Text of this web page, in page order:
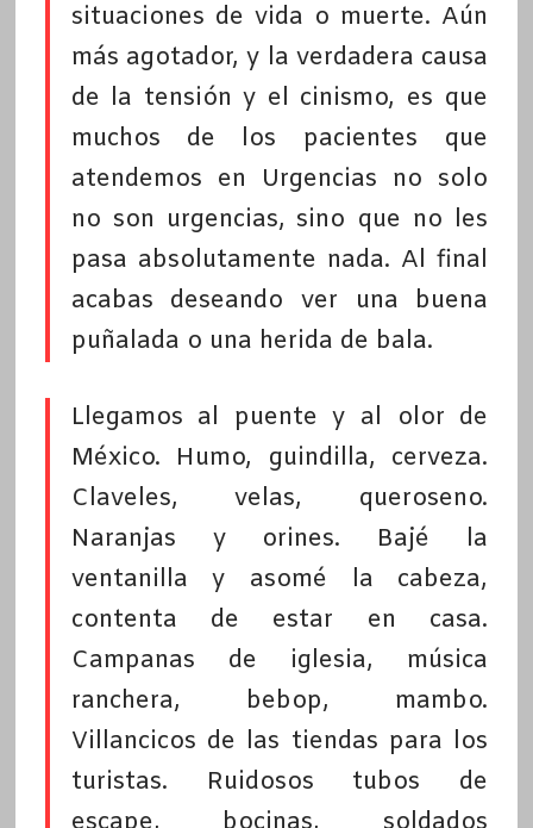
situaciones de vida o muerte. Aún
más agotador, y la verdadera causa
de la tensión y el cinismo, es que
muchos de los pacientes que
atendemos en Urgencias no solo
no son urgencias, sino que no les
pasa absolutamente nada. Al final
acabas deseando ver una buena
puñalada o una herida de bala.
Llegamos al puente y al olor de
México. Humo, guindilla, cerveza.
Claveles, velas, queroseno.
Naranjas y orines. Bajé la
ventanilla y asomé la cabeza,
contenta de estar en casa.
Campanas de iglesia, música
ranchera, bebop, mambo.
Villancicos de las tiendas para los
turistas. Ruidosos tubos de